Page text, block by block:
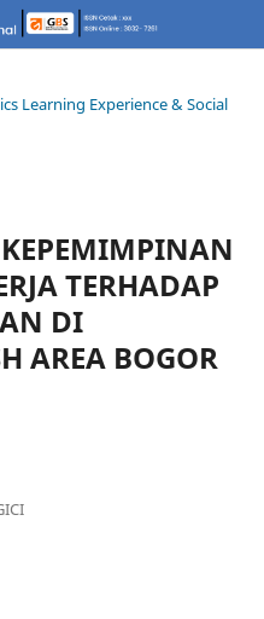
Learning Experience & Social
TERHADAP
DI
AREA BOGOR